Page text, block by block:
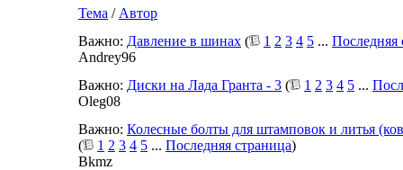
Тема / Автор
Важно: Давление в шинах ( 1 2 3 4 5 ... Последняя
Andrey96
Важно: Диски на Лада Гранта - 3 ( 1 2 3 4 5 ...
Oleg08
Важно: Колесные болты для штамповок и литья
(
1 2 3 4 5 ... Последняя страница)
Bkmz